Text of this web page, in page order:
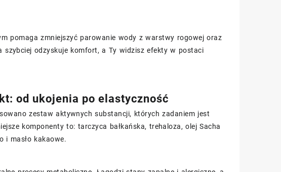
pomaga zmniejszyć parowanie wody z warstwy rogowej oraz
szybciej odzyskuje komfort, a Ty widzisz efekty w postaci
od ukojenia po elastyczność
zestaw aktywnych substancji, których zadaniem jest
komponenty to: tarczyca bałkańska, trehaloza, olej Sacha
i masło kakaowe.